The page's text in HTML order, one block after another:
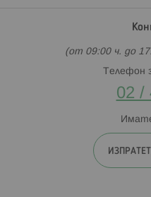
(от 09:00 ч. до
Телефон
02 /